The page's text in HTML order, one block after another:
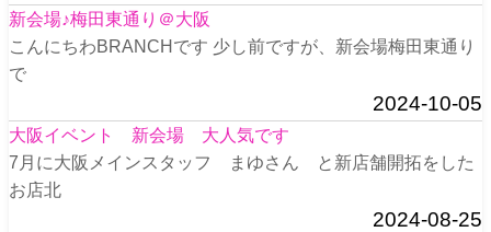
新会場♪梅田東通り＠大阪
こんにちわBRANCHです 少し前ですが、新会場梅田東通り
で
2024-10-05
大阪イベント 新会場 大人気です
7月に大阪メインスタッフ まゆさん と新店舗開拓をした
お店北
2024-08-25